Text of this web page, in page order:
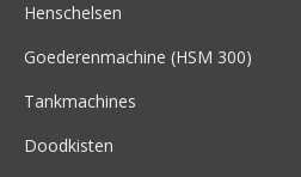
Henschelsen
Goederenmachine (HSM 300)
Tankmachines
Doodkisten